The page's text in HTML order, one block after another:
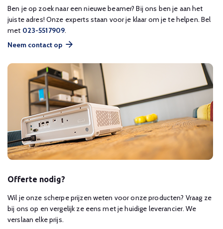
Ben je op zoek naar een nieuwe beamer? Bij ons ben je aan het
juiste adres! Onze experts staan voor je klaar om je te helpen. Bel
met 023-5517909.
Neem contact op
Offerte nodig?
Wil je onze scherpe prijzen weten voor onze producten? Vraag ze
bij ons op en vergelijk ze eens met je huidige leverancier. We
verslaan elke prijs.